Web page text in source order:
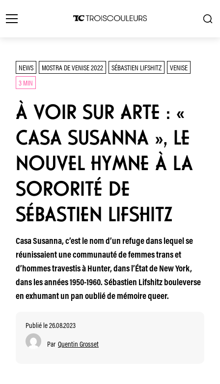
NEWS MOSTRA DE VENISE 2022 SÉBASTIEN LIFSHITZ
VENISE
3 MIN
À VOIR SUR ARTE : «
CASA SUSANNA », LE
NOUVEL HYMNE À LA
SORORITÉ DE
SÉBASTIEN LIFSHITZ
Casa Susanna, c’est le nom d’un refuge dans lequel se
réunissaient une communauté de femmes trans et
d’hommes travestis à Hunter, dans l’État de New York,
dans les années 1950-1960. Sébastien Lifshitz bouleverse
en exhumant un pan oublié de mémoire queer.
Publié le 26.08.2023
Par Quentin Grosset